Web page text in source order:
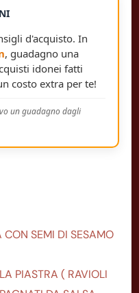
d'acquisto. In
, guadagno una
idonei fatti
costo extra per te!
un guadagno dagli
CON SEMI DI SESAMO
PIASTRA ( RAVIOLI